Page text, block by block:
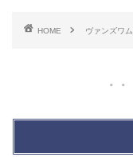
HOME ヴァンズワム